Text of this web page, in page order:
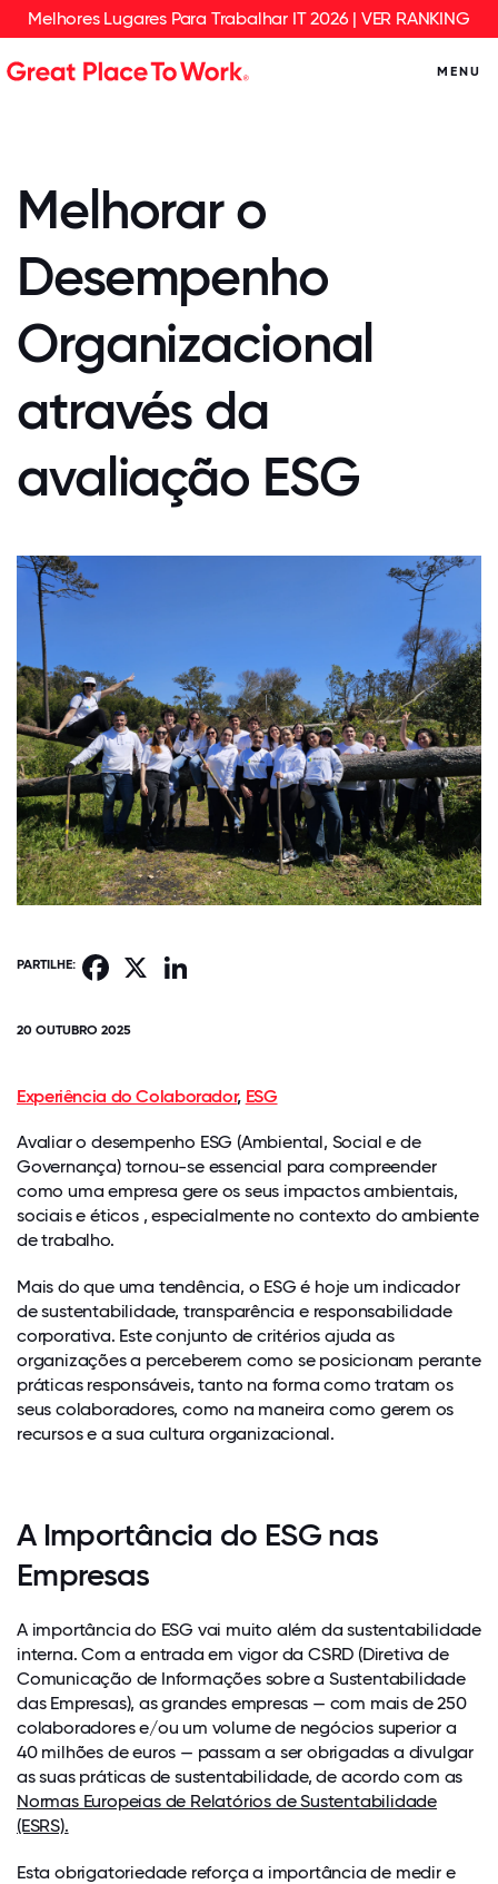
Melhores Lugares Para Trabalhar IT 2026 | VER RANKING
MENU
Melhorar o
Desempenho
Organizacional
através da
avaliação ESG
PARTILHE: Facebook
20 OUTUBRO 2025
Experiência do Colaborador, ESG
Avaliar o desempenho ESG (Ambiental, Social e de
Governança) tornou-se essencial para compreender
como uma empresa gere os seus impactos ambientais,
sociais e éticos , especialmente no contexto do ambiente
de trabalho.
Mais do que uma tendência, o ESG é hoje um indicador
de sustentabilidade, transparência e responsabilidade
corporativa. Este conjunto de critérios ajuda as
organizações a perceberem como se posicionam perante
práticas responsáveis, tanto na forma como tratam os
seus colaboradores, como na maneira como gerem os
recursos e a sua cultura organizacional.
A Importância do ESG nas
Empresas
A importância do ESG vai muito além da sustentabilidade
interna. Com a entrada em vigor da CSRD (Diretiva de
Comunicação de Informações sobre a Sustentabilidade
das Empresas), as grandes empresas — com mais de 250
colaboradores e/ou um volume de negócios superior a
40 milhões de euros — passam a ser obrigadas a divulgar
as suas práticas de sustentabilidade, de acordo com as
Normas Europeias de Relatórios de Sustentabilidade
(ESRS).
Esta obrigatoriedade reforça a importância de medir e